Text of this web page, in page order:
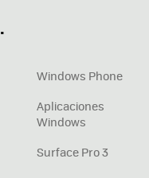
Windows Phone
Aplicaciones
Windows
Surface Pro 3